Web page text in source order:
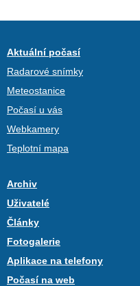
Aktuální počasí
Radarové snímky
Meteostanice
Počasí u vás
Webkamery
Teplotní mapa
Archiv
Uživatelé
Články
Fotogalerie
Aplikace na telefony
Počasí na web